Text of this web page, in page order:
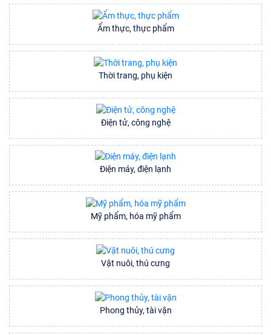
Ẩm thực, thực phẩm
Thời trang, phụ kiện
Điện tử, công nghệ
Điện máy, điện lạnh
Mỹ phẩm, hóa mỹ phẩm
Vật nuôi, thú cưng
Phong thủy, tài vận